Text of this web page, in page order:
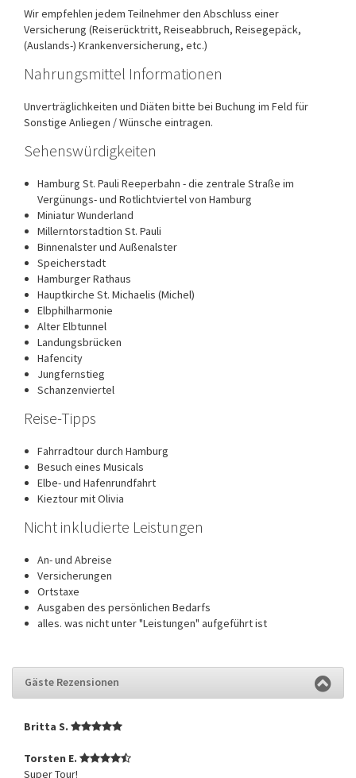
Wir empfehlen jedem Teilnehmer den Abschluss einer
Versicherung (Reiserücktritt, Reiseabbruch, Reisegepäck,
(Auslands-) Krankenversicherung, etc.)
Nahrungsmittel Informationen
Unverträglichkeiten und Diäten bitte bei Buchung im Feld für
Sonstige Anliegen / Wünsche eintragen.
Sehenswürdigkeiten
Hamburg St. Pauli Reeperbahn - die zentrale Straße im
Vergünungs- und Rotlichtviertel von Hamburg
Miniatur Wunderland
Millerntorstadtion St. Pauli
Binnenalster und Außenalster
Speicherstadt
Hamburger Rathaus
Hauptkirche St. Michaelis (Michel)
Elbphilharmonie
Alter Elbtunnel
Landungsbrücken
Hafencity
Jungfernstieg
Schanzenviertel
Reise-Tipps
Fahrradtour durch Hamburg
Besuch eines Musicals
Elbe- und Hafenrundfahrt
Kieztour mit Olivia
Nicht inkludierte Leistungen
An- und Abreise
Versicherungen
Ortstaxe
Ausgaben des persönlichen Bedarfs
alles. was nicht unter "Leistungen" aufgeführt ist
Gäste Rezensionen
Britta S.
Torsten E.
Super Tour!